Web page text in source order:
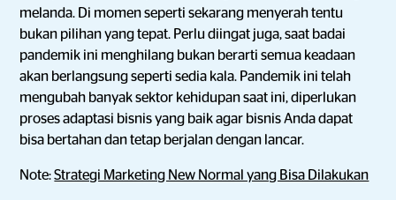
melanda. Di momen seperti sekarang menyerah tentu
bukan pilihan yang tepat. Perlu diingat juga, saat badai
pandemik ini menghilang bukan berarti semua keadaan
akan berlangsung seperti sedia kala. Pandemik ini telah
mengubah banyak sektor kehidupan saat ini, diperlukan
proses adaptasi bisnis yang baik agar bisnis Anda dapat
bisa bertahan dan tetap berjalan dengan lancar.
Note:Strategi Marketing New Normal yang Bisa Dilakukan